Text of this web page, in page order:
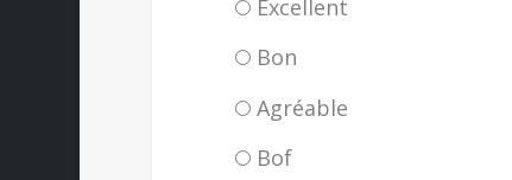
Excellent
Bon
Agréable
Bof